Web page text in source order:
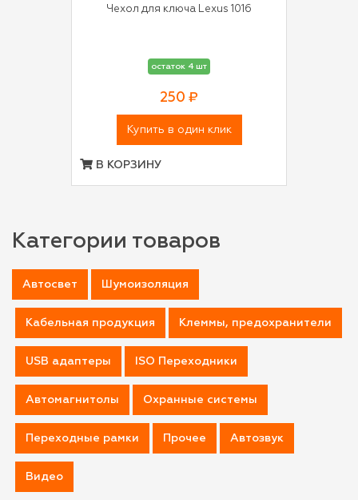
Чехол для ключа Lexus 1016
остаток 4 шт
250 ₽
Купить в один клик
В КОРЗИНУ
Категории товаров
Автосвет Шумоизоляция
Кабельная продукция Клеммы, предохранители
USB адаптеры ISO Переходники
Автомагнитолы Охранные системы
Переходные рамки Прочее Автозвук
Видео